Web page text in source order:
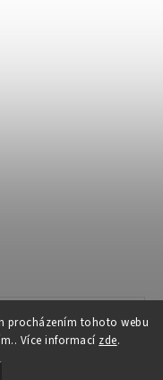
procházením tohoto webu
Více informací zde.